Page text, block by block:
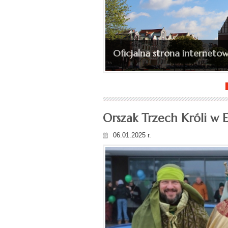
Oficjalna strona
Ingres bp. Wojciecha
(depesza, fotorelacja)...
Orszak Trzech Króli w
06.01.2025 r.